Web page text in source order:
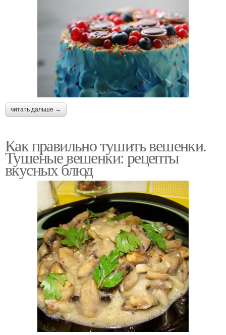
читать дальше →
Как правильно тушить вешенки.
Тушеные вешенки: рецепты
вкусных блюд